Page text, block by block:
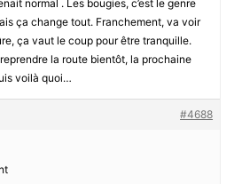
normal . Les bougies, c’est le genre
ça change tout. Franchement, va voir
ça vaut le coup pour être tranquille.
la route bientôt, la prochaine
voilà quoi…
#4688